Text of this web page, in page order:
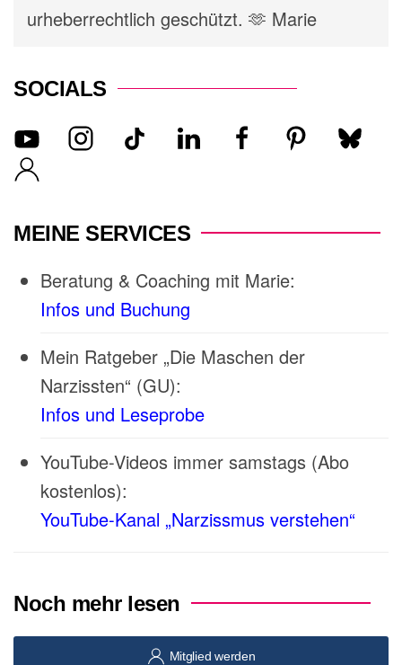
urheberrechtlich geschützt. 🫶 Marie
SOCIALS
MEINE SERVICES
Beratung & Coaching mit Marie:
Infos und Buchung
Mein Ratgeber „Die Maschen der
Narzissten“ (GU):
Infos und Leseprobe
YouTube-Videos immer samstags (Abo
kostenlos):
YouTube-Kanal „Narzissmus verstehen“
Noch mehr lesen
Mitglied werden